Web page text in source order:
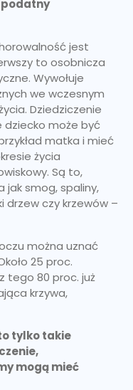
jest
to osobnicza
Wywołuje
we wczesnym
Dziedziczenie
dziecko może być
matka i mieć
życia
Są to,
jak smog, spaliny,
drzew czy krzewów –
można uznać
25 proc.
tego 80 proc. już
krzywa,
tylko takie
mogą mieć